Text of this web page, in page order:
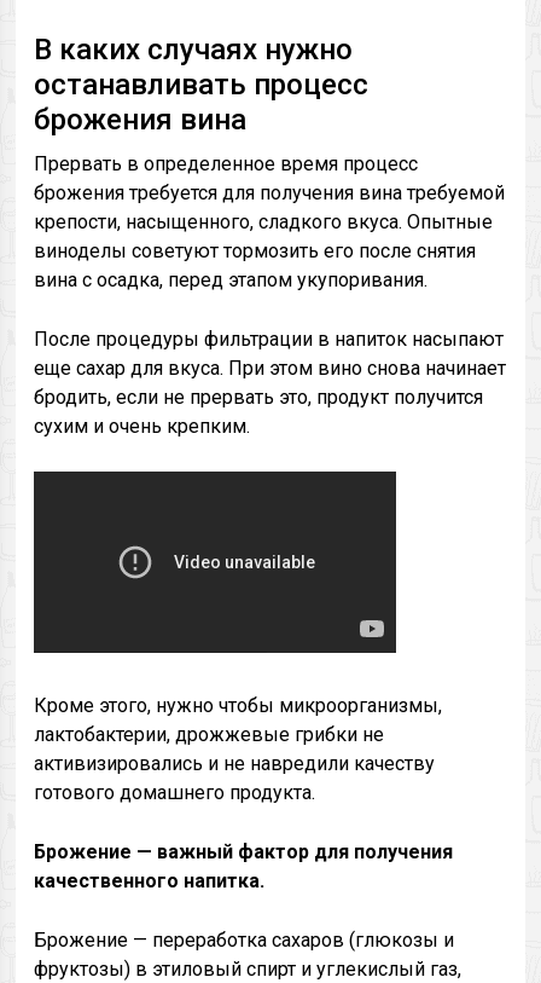
В каких случаях нужно
останавливать процесс
брожения вина
Прервать в определенное время процесс
брожения требуется для получения вина требуемой
крепости, насыщенного, сладкого вкуса. Опытные
виноделы советуют тормозить его после снятия
вина с осадка, перед этапом укупоривания.
После процедуры фильтрации в напиток насыпают
еще сахар для вкуса. При этом вино снова начинает
бродить, если не прервать это, продукт получится
сухим и очень крепким.
Кроме этого, нужно чтобы микроорганизмы,
лактобактерии, дрожжевые грибки не
активизировались и не навредили качеству
готового домашнего продукта.
Брожение — важный фактор для получения
качественного напитка.
Брожение — переработка сахаров (глюкозы и
фруктозы) в этиловый спирт и углекислый газ,